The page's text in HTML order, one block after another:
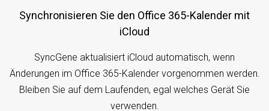
Synchronisieren Sie den Office 365-Kalender mit
iCloud
SyncGene aktualisiert iCloud automatisch, wenn
Änderungen im Office 365-Kalender vorgenommen werden.
Bleiben Sie auf dem Laufenden, egal welches Gerät Sie
verwenden.